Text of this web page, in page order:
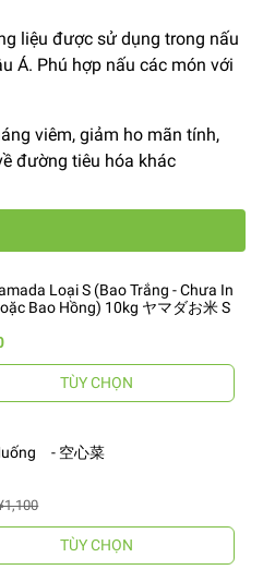
liệu được sử dụng trong nấu
Á. Phú hợp nấu các món với
viêm, giảm ho mãn tính,
đường tiêu hóa khác
Loại S (Bao Trắng - Chưa In
Bao Hồng) 10kg ヤマダお米 S
TÙY CHỌN
- 空心菜
TÙY CHỌN